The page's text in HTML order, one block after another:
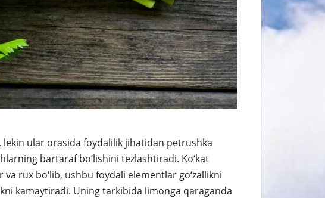
ular orasida foydalilik jihatidan petrushka
bartaraf bo‘lishini tezlashtiradi. Ko‘kat
rux bo‘lib, ushbu foydali elementlar go‘zallikni
kamaytiradi. Uning tarkibida limonga qaraganda